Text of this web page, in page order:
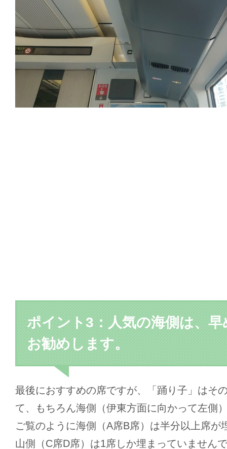
ポイント3：人気の海側は、
お勧めします。
最後におすすめの席ですが、「踊り子」はそ
て、もちろん海側（伊東方面に向かって左側
ご覧のように海側（A席B席）は半分以上席が
山側（C席D席）は1席しか埋まっていません